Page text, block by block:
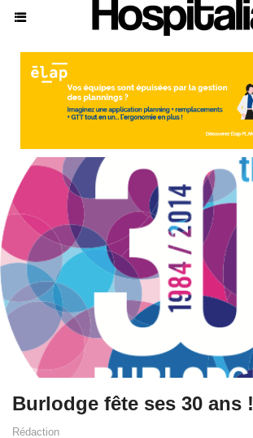
Burlodge fête ses 30 ans !
Rédaction